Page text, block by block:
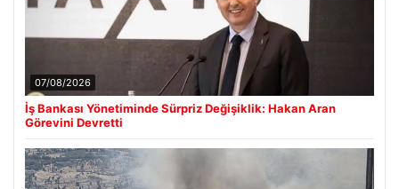
07/08/2026
İş Bankası Yönetiminde Sürpriz Değişiklik: Hakan Aran
Görevini Devretti